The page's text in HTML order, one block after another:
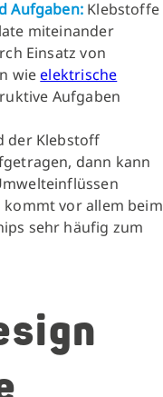
Aufgaben: Klebstoffe
miteinander
Einsatz von
wieelektrische
Aufgaben
der Klebstoff
dann kann
vor allem beim
sehr häufig zum